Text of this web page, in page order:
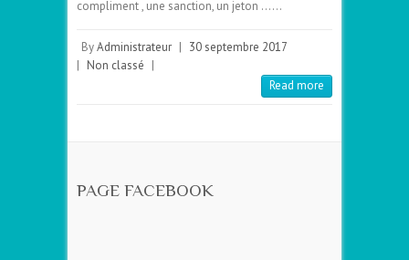
compliment , une sanction, un jeton ……
ByAdministrateur
30 septembre 2017
Non classé
Read more
PAGE FACEBOOK